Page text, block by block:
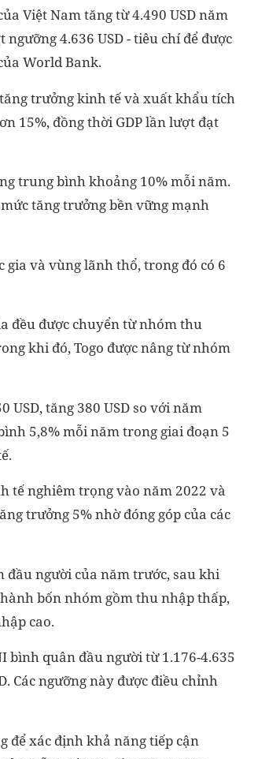
Việt Nam tăng từ 4.490 USD năm
4.636 USD - tiêu chí để được
World Bank.
trưởng kinh tế và xuất khẩu tích
15%, đồng thời GDP lần lượt đạt
trung bình khoảng 10% mỗi năm.
tăng trưởng bền vững mạnh
gia và vùng lãnh thổ, trong đó có 6
đều được chuyển từ nhóm thu
khi đó, Togo được nâng từ nhóm
tăng 380 USD so với năm
5,8% mỗi năm trong giai đoạn 5
tế nghiêm trọng vào năm 2022 và
trưởng 5% nhờ đóng góp của các
đầu người của năm trước, sau khi
bốn nhóm gồm thu nhập thấp,
cao.
bình quân đầu người từ 1.176-4.635
Các ngưỡng này được điều chỉnh
để xác định khả năng tiếp cận